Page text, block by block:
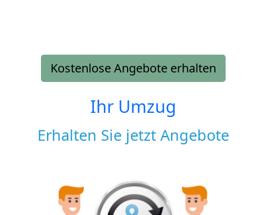
Kostenlose Angebote erhalten
Ihr Umzug
Erhalten Sie jetzt Angebote